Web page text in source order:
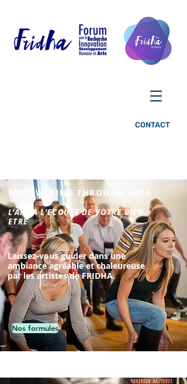
CONTACT
EMPOWERING THROUGH ARTS
L’ART A L’ECOUTE DE VOTRE BIEN
ETRE
Laissez-vous guider dans une
ambiance agréable et chaleureuse
par les artistes de FRIDHA.
Nos formules